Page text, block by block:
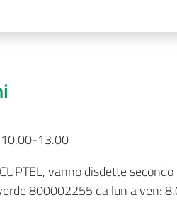
13.00
vanno disdette secondo
800002255 da lun a ven: